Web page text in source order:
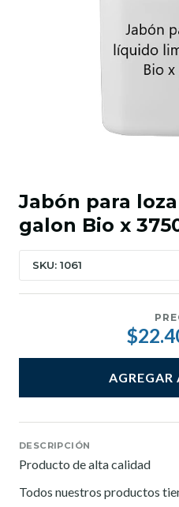
Jabón para
galon Bio x
SKU: 1061
AGREGAR
DESCRIPCIÓN
Producto de alta calidad
Todos nuestros productos